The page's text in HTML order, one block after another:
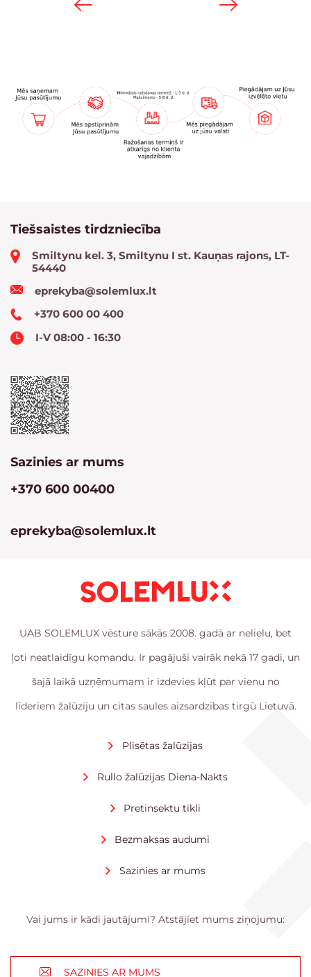
Tiešsaistes tirdzniecība
Smiltynu kel. 3, Smiltynu I st. Kauņas rajons, LT-
54440
eprekyba@solemlux.lt
+370 600 00 400
I-V 08:00 - 16:30
Sazinies ar mums
+370 600 00400
eprekyba@solemlux.lt
UAB SOLEMLUX vēsture sākās 2008. gadā ar nelielu, bet
ļoti neatlaidīgu komandu. Ir pagājuši vairāk nekā 17 gadi, un
šajā laikā uzņēmumam ir izdevies kļūt par vienu no
līderiem žalūziju un citas saules aizsardzības tirgū Lietuvā.
Plisētas žalūzijas
Rullo žalūzijas Diena-Nakts
Pretinsektu tīkli
Bezmaksas audumi
Sazinies ar mums
Vai jums ir kādi jautājumi? Atstājiet mums ziņojumu:
SAZINIES AR MUMS